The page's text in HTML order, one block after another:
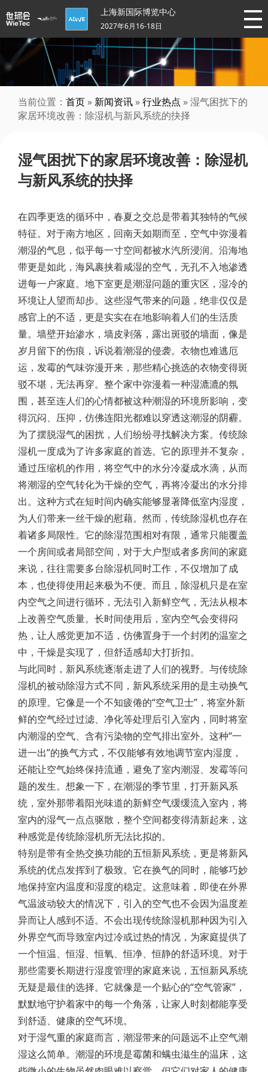
上海新国际博览中心
2027年6月16-18日
当前位置： 首页 » 新闻资讯 »行业热点 » 湿气困扰下的
家居环境改善：除湿机与新风系统的抉择
湿气困扰下的家居环境改善：除湿机
与新风系统的抉择
在四季更迭的循环中，春夏之交总是带着其独特的气候
特征。对于南方地区，回南天如期而至，空气中弥漫着
潮湿的气息，似乎每一寸空间都被水汽所浸润。沿海地
带更是如此，海风裹挟着咸湿的空气，无孔不入地渗透
进每一户家庭。地下室更是潮湿问题的重灾区，湿冷的
环境让人望而却步。这些湿气带来的问题，绝非仅仅是
感官上的不适，更是实实在在地影响着人们的生活质
量。墙壁开始渗水，墙皮剥落，露出斑驳的墙面，像是
岁月留下的伤痕，诉说着潮湿的侵袭。衣物也难逃厄
运，发霉的气味弥漫开来，那些精心挑选的衣物变得斑
驳不堪，无法再穿。整个家中弥漫着一种湿漉漉的氛
围，甚至连人们的心情都被这种潮湿的环境所影响，变
得沉闷、压抑，仿佛连阳光都难以穿透这潮湿的阴霾。
为了摆脱湿气的困扰，人们纷纷寻找解决方案。传统除
湿机一度成为了许多家庭的首选。它的原理并不复杂，
通过压缩机的作用，将空气中的水分冷凝成水滴，从而
将潮湿的空气转化为干燥的空气，再将冷凝出的水分排
出。这种方式在短时间内确实能够显著降低室内湿度，
为人们带来一丝干燥的慰藉。然而，传统除湿机也存在
着诸多局限性。它的除湿范围相对有限，通常只能覆盖
一个房间或者局部空间，对于大户型或者多房间的家庭
来说，往往需要多台除湿机同时工作，不仅增加了成
本，也使得使用起来极为不便。而且，除湿机只是在室
内空气之间进行循环，无法引入新鲜空气，无法从根本
上改善空气质量。长时间使用后，室内空气会变得闷
热，让人感觉更加不适，仿佛置身于一个封闭的温室之
中，干燥是实现了，但舒适感却大打折扣。
与此同时，新风系统逐渐走进了人们的视野。与传统除
湿机的被动除湿方式不同，新风系统采用的是主动换气
的原理。它像是一个不知疲倦的“空气卫士”，将室外新
鲜的空气经过过滤、净化等处理后引入室内，同时将室
内潮湿的空气、含有污染物的空气排出室外。这种“一
进一出”的换气方式，不仅能够有效地调节室内湿度，
还能让空气始终保持流通，避免了室内潮湿、发霉等问
题的发生。想象一下，在潮湿的季节里，打开新风系
统，室外那带着阳光味道的新鲜空气缓缓流入室内，将
室内的湿气一点点驱散，整个空间都变得清新起来，这
种感觉是传统除湿机所无法比拟的。
特别是带有全热交换功能的五恒新风系统，更是将新风
系统的优点发挥到了极致。它在换气的同时，能够巧妙
地保持室内温度和湿度的稳定。这意味着，即使在外界
气温波动较大的情况下，引入的空气也不会因为温度差
异而让人感到不适。不会出现传统除湿机那种因为引入
外界空气而导致室内过冷或过热的情况，为家庭提供了
一个恒温、恒湿、恒氧、恒净、恒静的舒适环境。对于
那些需要长期进行湿度管理的家庭来说，五恒新风系统
无疑是最佳的选择。它就像是一个贴心的“空气管家”，
默默地守护着家中的每一个角落，让家人时刻都能享受
到舒适、健康的空气环境。
对于湿气重的家庭而言，潮湿带来的问题远不止空气潮
湿这么简单。潮湿的环境是霉菌和螨虫滋生的温床，这